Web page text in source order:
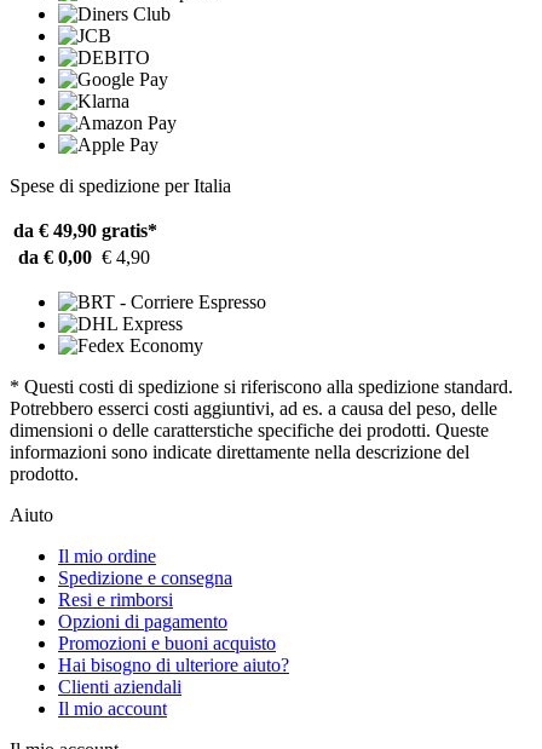
Spese di spedizione per Italia
da € 49,90 gratis*
da € 0,00 € 4,90
* Questi costi di spedizione si riferiscono alla spedizione standard.
Potrebbero esserci costi aggiuntivi, ad es. a causa del peso, delle
dimensioni o delle caratterstiche specifiche dei prodotti. Queste
informazioni sono indicate direttamente nella descrizione del
prodotto.
Aiuto
Il mio ordine
Spedizione e consegna
Resi e rimborsi
Opzioni di pagamento
Promozioni e buoni acquisto
Hai bisogno di ulteriore aiuto?
Clienti aziendali
Il mio account